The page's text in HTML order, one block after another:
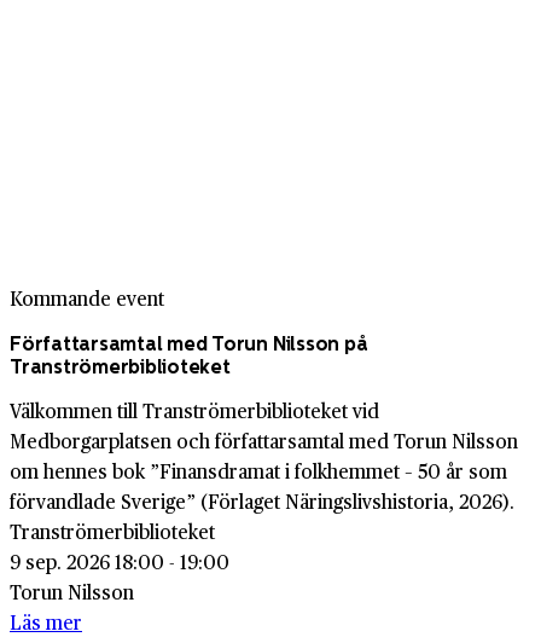
Kommande event
Författarsamtal med Torun Nilsson på
Tranströmerbiblioteket
Välkommen till Tranströmerbiblioteket vid
Medborgarplatsen och författarsamtal med Torun Nilsson
om hennes bok ”Finansdramat i folkhemmet – 50 år som
förvandlade Sverige” (Förlaget Näringslivshistoria, 2026).
Tranströmerbiblioteket
9 sep. 2026 18:00 - 19:00
Torun Nilsson
Läs mer